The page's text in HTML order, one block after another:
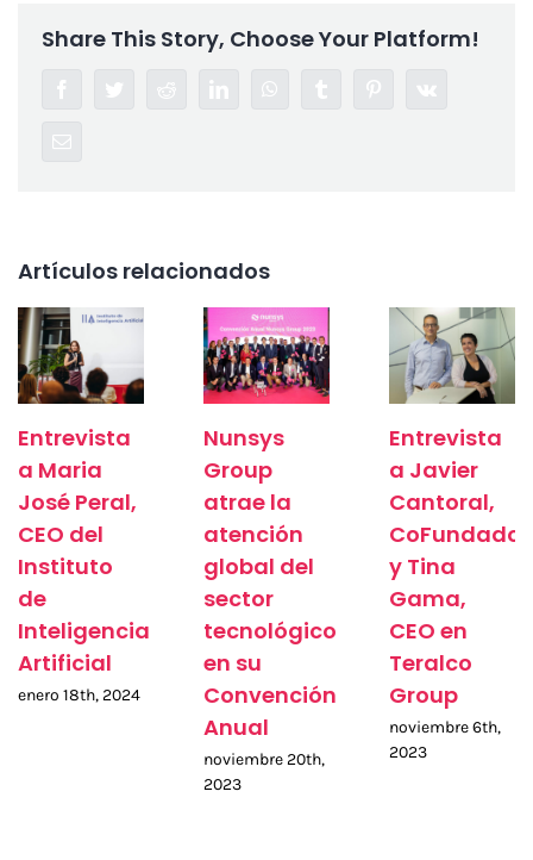
Share This Story, Choose Your Platform!
FacebookTwitter RedditLinkedInWhatsAppTumblr PinterestVk
Correo
Artículos relacionados
Entrevista
a Maria
José Peral,
CEO del
Instituto
de
Inteligencia
Artificial
enero 18th, 2024
Nunsys
Group
atrae la
atención
global del
sector
tecnológico
en su
Convención
Anual
noviembre 20th,
2023
Entrevista
a Javier
Cantoral,
CoFundador
y Tina
Gama,
CEO en
Teralco
Group
noviembre 6th,
2023